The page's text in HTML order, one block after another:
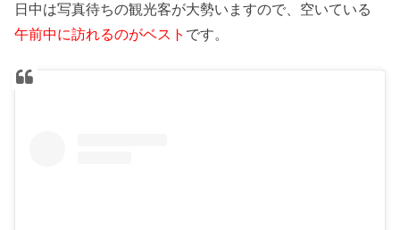
日中は写真待ちの観光客が大勢いますので、空いている
午前中に訪れるのがベスト です。